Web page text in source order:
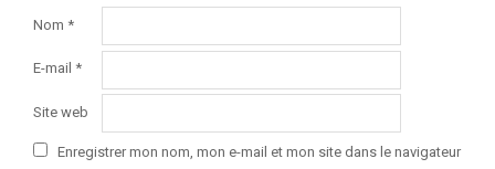
Nom *
E-mail *
Site web
Enregistrer mon nom, mon e-mail et mon site dans le navigateur